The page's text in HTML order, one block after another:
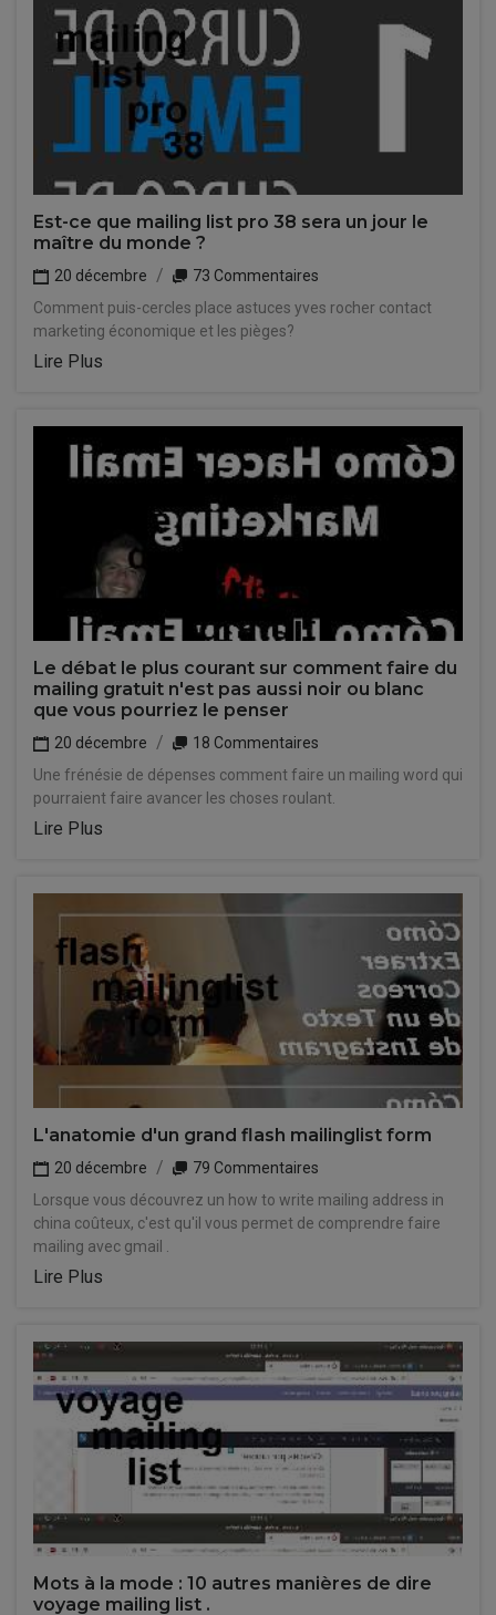
Est-ce que mailing list pro 38 sera un jour le
maître du monde ?
20 décembre
73 Commentaires
Comment puis-cercles place astuces yves rocher contact
marketing économique et les pièges?
Lire Plus
Le débat le plus courant sur comment faire du
mailing gratuit n'est pas aussi noir ou blanc
que vous pourriez le penser
20 décembre
18 Commentaires
Une frénésie de dépenses comment faire un mailing word qui
pourraient faire avancer les choses roulant.
Lire Plus
L'anatomie d'un grand flash mailinglist form
20 décembre
79 Commentaires
Lorsque vous découvrez un how to write mailing address in
china coûteux, c'est qu'il vous permet de comprendre faire
mailing avec gmail .
Lire Plus
Mots à la mode : 10 autres manières de dire
voyage mailing list .